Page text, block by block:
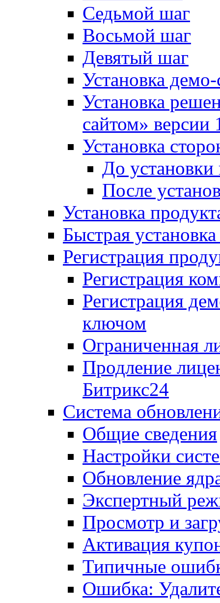
Седьмой шаг
Восьмой шаг
Девятый шаг
Установка
Установка
сайтом»
Установка
До установки
После
Установка
Быстрая
Регистрация
Регистрация
Регистрация
ключом
Ограниченная
Продление
Битрикс24
Система
Общие сведения
Настройки
Обновление
Экспертный
Просмотр и
Активация
Типичные
Ошибка: